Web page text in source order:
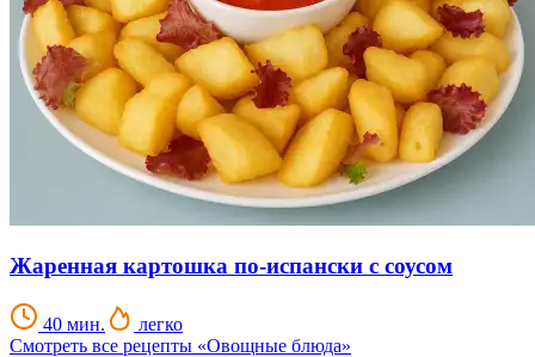
Жаренная картошка по-испански с соусом
40 мин.
легко
Смотреть все рецепты «Овощные блюда»